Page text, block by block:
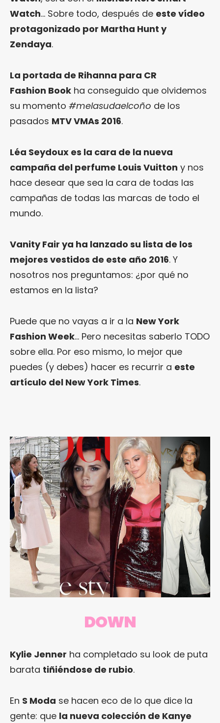
Watch… Sobre todo, después de este vídeo
protagonizado por Martha Hunt y
Zendaya.
La portada de Rihanna para CR
Fashion Book ha conseguido que olvidemos
su momento #melasudaelcoño de los
pasados MTV VMAs 2016.
Léa Seydoux es la cara de la nueva
campaña del perfume Louis Vuitton y nos
hace desear que sea la cara de todas las
campañas de todas las marcas de todo el
mundo.
Vanity Fair ya ha lanzado su lista de los
mejores vestidos de este año 2016. Y
nosotros nos preguntamos: ¿por qué no
estamos en la lista?
Puede que no vayas a ir a la New York
Fashion Week… Pero necesitas saberlo TODO
sobre ella. Por eso mismo, lo mejor que
puedes (y debes) hacer es recurrir a este
artículo del New York Times.
DOWN
Kylie Jenner ha completado su look de puta
barata tiñiéndose de rubio.
En S Moda se hacen eco de lo que dice la
gente: que la nueva colección de Kanye